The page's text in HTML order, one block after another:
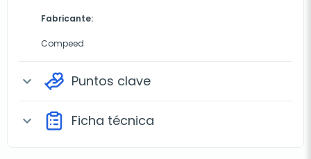
Fabricante:
Compeed
expand_more Puntos clave
expand_more Ficha técnica